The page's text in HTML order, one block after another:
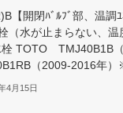
開閉ﾊﾞﾙﾌﾞ部、温調
（水が止まらない、
TOTO TMJ40B1B（
2009-2016年）※
4月15日